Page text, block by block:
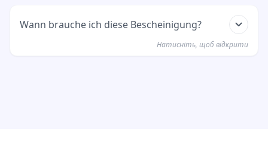
Wann brauche ich diese Bescheinigung?
Натисніть, щоб відкрити